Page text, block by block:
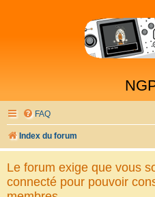
FAQ
Index du forum
Le forum exige que vous
connecté pour pouvoir